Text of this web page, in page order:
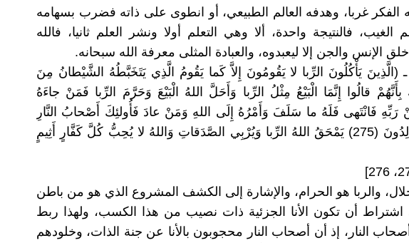
الفكر غربا، وهدفه العالم الطبيعي، أو انطوى على ذاته فضرب بسهامه
الغيب، فالنتيجة واحدة، ألا وهي التعلم أولا ونشر العلم ثانيا، فالله
الإنس والجن إلا ليعبدوه، والعبادة المثلى معرفة الله سبحانه.
276 ـ (الَّذِينَ يَأْكُلُونَ الرِّبا لا يَقُومُونَ إِلاَّ كَما يَقُومُ الَّذِي يَتَخَبَّطُهُ الشَّيْطانُ مِنَ
قالُوا إِنَّمَا الْبَيْعُ مِثْلُ الرِّبا وَأَحَلَّ اللهُ الْبَيْعَ وَحَرَّمَ الرِّبا فَمَنْ جاءَهُ
فَانْتَهى فَلَهُ ما سَلَفَ وَأَمْرُهُ إِلَى اللهِ وَمَنْ عادَ فَأُولئِكَ أَصْحابُ النَّارِ
هُمْ فِيها خالِدُونَ (275) يَمْحَقُ اللهُ الرِّبا وَيُرْبِي الصَّدَقاتِ وَاللهُ لا يُحِبُّ كُلَّ كَفَّارٍ أَثِيمٍ
والربا هو الحرام، والإشارة إلى الكشف المشروع الذي هو من باطن
اشتراط أن تكون الأنا الجزئية ذات نصيب من هذا الكسب، ولهذا ربط
النار، إذ أن أصحاب النار محجوبون بالأنا عن جنة الذات، وخلودهم